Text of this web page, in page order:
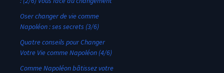
Oser changer de vie comme
Napoléon : ses secrets (3/6)
Quatre conseils pour Changer
Votre Vie comme Napoléon (4/6)
Comme Napoléon bâtissez votre